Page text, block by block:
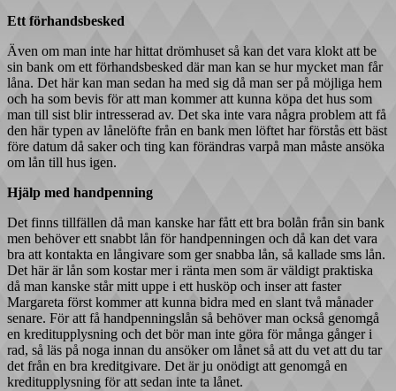
Ett förhandsbesked
Även om man inte har hittat drömhuset så kan det vara klokt att be
sin bank om ett förhandsbesked där man kan se hur mycket man får
låna. Det här kan man sedan ha med sig då man ser på möjliga hem
och ha som bevis för att man kommer att kunna köpa det hus som
man till sist blir intresserad av. Det ska inte vara några problem att få
den här typen av lånelöfte från en bank men löftet har förstås ett bäst
före datum då saker och ting kan förändras varpå man måste ansöka
om lån till hus igen.
Hjälp med handpenning
Det finns tillfällen då man kanske har fått ett bra bolån från sin bank
men behöver ett snabbt lån för handpenningen och då kan det vara
bra att kontakta en långivare som ger snabba lån, så kallade sms lån.
Det här är lån som kostar mer i ränta men som är väldigt praktiska
då man kanske står mitt uppe i ett husköp och inser att faster
Margareta först kommer att kunna bidra med en slant två månader
senare. För att få handpenningslån så behöver man också genomgå
en kreditupplysning och det bör man inte göra för många gånger i
rad, så läs på noga innan du ansöker om lånet så att du vet att du tar
det från en bra kreditgivare. Det är ju onödigt att genomgå en
kreditupplysning för att sedan inte ta lånet.